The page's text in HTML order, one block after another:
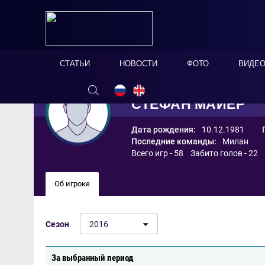
СТАТЬИ НОВОСТИ ФОТО ВИДЕО
СТЕФАН МАЙЕР
Дата рождения: 10.12.1981
Последние команды:
Милан
Всего игр - 58 Забито голов - 22
Об игроке
Сезон 2016
За выбранный период